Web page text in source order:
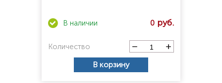
0
Количество
В корзину